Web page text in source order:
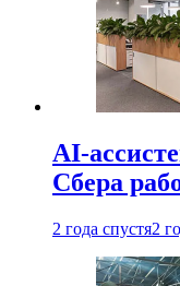
AI-
Сбера
2 года спустя2